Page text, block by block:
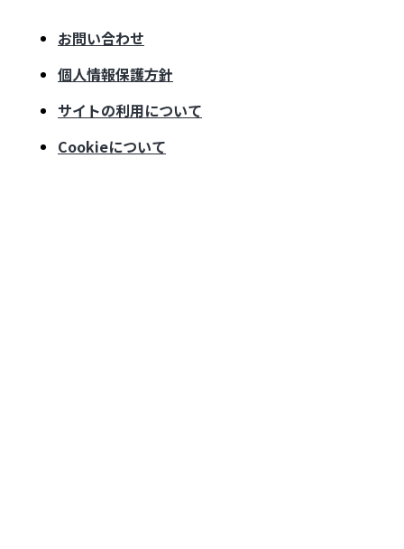
お問い合わせ
個人情報保護方針
サイトの利用について
Cookieについて